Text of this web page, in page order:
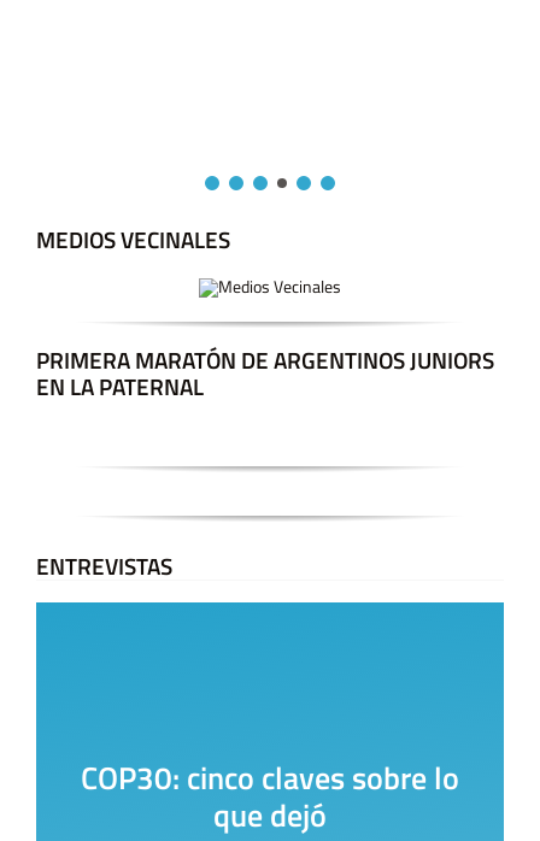
MEDIOS VECINALES
PRIMERA MARATÓN DE ARGENTINOS JUNIORS
EN LA PATERNAL
ENTREVISTAS
COP30: cinco claves sobre lo
que dejó